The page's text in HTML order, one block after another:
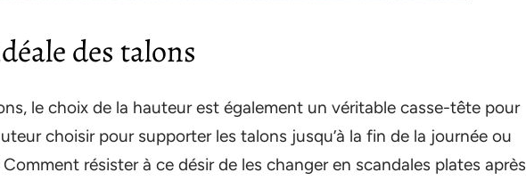
des talons
le choix de la hauteur est également un véritable casse-tête pour
choisir pour supporter les talons jusqu’à la fin de la journée ou
résister à ce désir de les changer en scandales plates après